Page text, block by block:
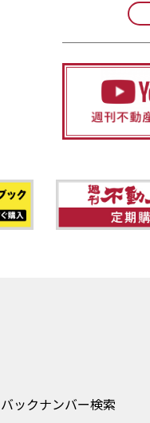
バックナンバー検索